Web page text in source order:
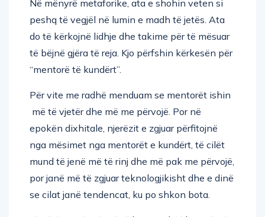
peshq të vegjël në lumin e madh të jetës. Ata
do të kërkojnë lidhje dhe takime për të mësuar
të bëjnë gjëra të reja. Kjo përfshin kërkesën për
“mentorë të kundërt”.
më të vjetër dhe më me përvojë. Por në
epokën dixhitale, njerëzit e zgjuar përfitojnë
nga mësimet nga mentorët e kundërt, të cilët
mund të jenë më të rinj dhe më pak me përvojë,
por janë më të zgjuar teknologjikisht dhe e dinë
se cilat janë tendencat, ku po shkon bota.